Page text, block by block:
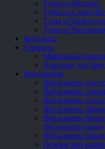
Туры из Москвы
Туры из Санкт-
Туры из
Туры из
Контакты
Сервисы
Мобильные
Плагины для
Веб-камеры
Веб-камеры
Веб-камеры
Веб-камеры
Веб-камеры
Веб-камеры
(Великобритания)
Веб-камеры
Особые веб-